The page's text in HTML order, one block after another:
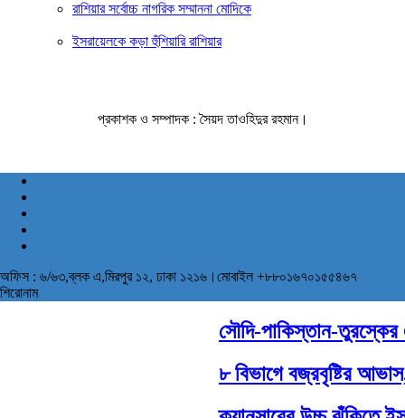
রাশিয়ার সর্বোচ্চ নাগরিক সম্মাননা মোদিকে
ইসরায়েলকে কড়া হুঁশিয়ারি রাশিয়ার
প্রকাশক ও সম্পাদক : সৈয়দ তাওহিদুর রহমান।
অফিস : ৬/৬৩,ব্লক এ,মিরপুর ১২, ঢাকা ১২১৬।মোবাইল +৮৮০১৬৭০১৫৫৪৬৭
শিরোনাম
সৌদি-পাকিস্তান-তুরস্কের
৮ বিভাগে বজ্রবৃষ্টির আভাস,